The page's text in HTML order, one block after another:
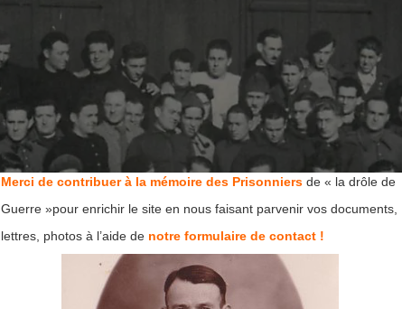
Merci de contribuer à la mémoire des Prisonniers de « la drôle de
Guerre »pour enrichir le site en nous faisant parvenir vos documents,
lettres, photos à l’aide de notre formulaire de contact !